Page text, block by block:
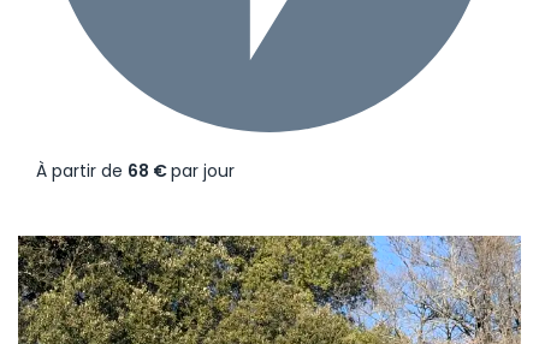
À partir de 68 €par jour